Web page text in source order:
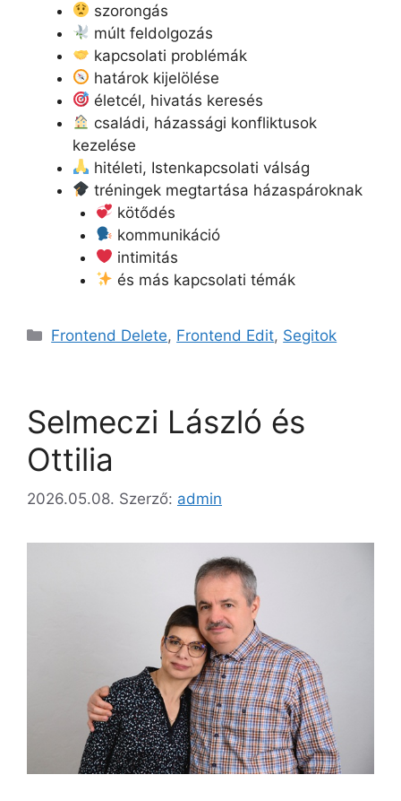
szorongás
múlt feldolgozás
kapcsolati problémák
határok kijelölése
életcél, hivatás keresés
családi, házassági konfliktusok
kezelése
hitéleti, Istenkapcsolati válság
tréningek megtartása házaspároknak
kötődés
kommunikáció
intimitás
és más kapcsolati témák
Kategória
Frontend Delete, Frontend Edit, Segitok
Selmeczi László és
Ottilia
2026.05.08. Szerző: admin